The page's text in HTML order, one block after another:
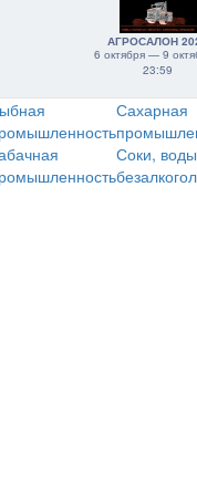
АГРОСАЛОН
6 октября — 9
23:59
Сахарная
Соки,